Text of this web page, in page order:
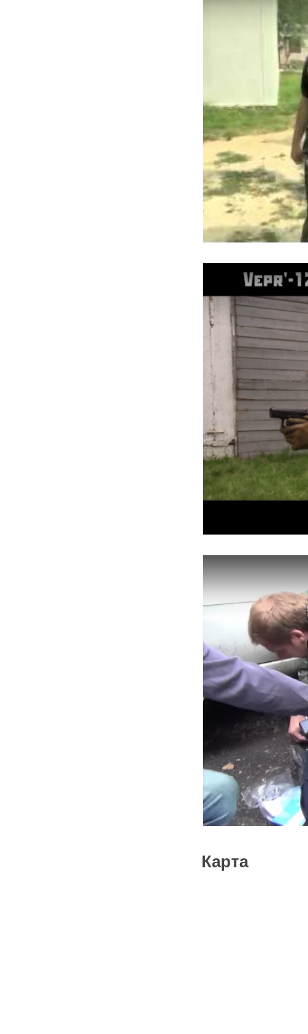
Соревнования с
Полевые выходы, курсы
Конференции,
Инфраструктура и
Крупнейший в России
- 15-метровый скалодром
штурмовиков с крыши)
- 8-метровый закрытый
- Два озера для
Армейские объекты
- Полоса препятствий,
- Щиты для обучения
- Плац для строевой
Воздушно-десантный
Комплекс стрелковой
- Стрелковая галерея
- Крытый 25-метровый
- Классы огневой
- Площадки для стрельбы
арбалеты)
Спортивный городок с
- Футбольная площадка с
- Беговая дорожка с
- Баскетбольная площадка
- Две волейбольные
- Верёвочная трасса
- Рукоходы, брусья,
Крытый спорткомплекс
- Спортзал (баскетбол,
- Борцовский зал с
- Тренажёрный зал
- Тренажёры,
- Спортивный инвентарь
скакалки, канат для
- Раздевалки и душевые
разведчиков
- Класс топографии с
Залы и оборудование для
- Зал на 200 мест для
кресла позволяют
- Методический кабинет
- Звуковое оборудование
Питание
- Столовая до 250 мест, в
- Летний столовый навес
- Организация питания
Размещение и проживание
- Двух- и трёхэтажные
- Двухместные VIP-
- Оборудованный
- Бани, сауна, бильярд,
Постоянно
Прачечный комплекс (для
Контрольно-пропускной
Собственная котельная,
GPS-координаты для
Карта